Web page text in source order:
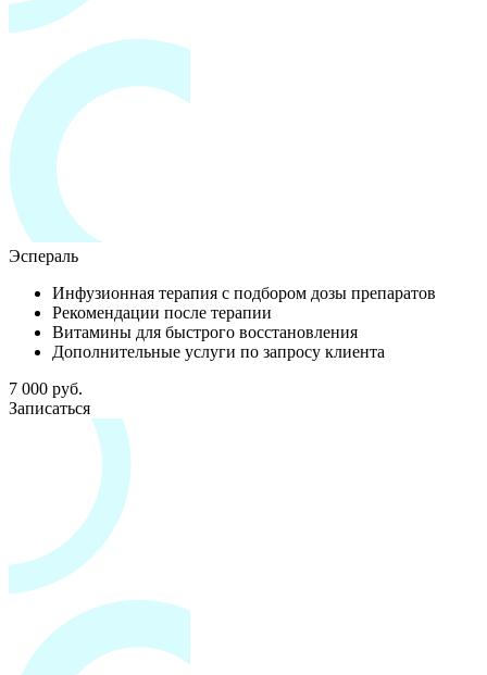
Эспераль
Инфузионная терапия с подбором дозы препаратов
Рекомендации после терапии
Витамины для быстрого восстановления
Дополнительные услуги по запросу клиента
7 000 руб.
Записаться